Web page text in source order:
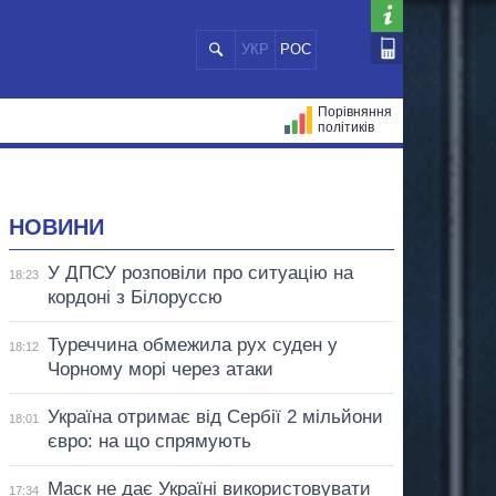
УКР РОС
Порівняння
політиків
НОВИНИ
18:23
У ДПСУ розповіли про ситуацію на
кордоні з Білоруссю
18:12
Туреччина обмежила рух суден у
Чорному морі через атаки
18:01
Україна отримає від Сербії 2 мільйони
євро: на що спрямують
17:34
Маск не дає Україні використовувати